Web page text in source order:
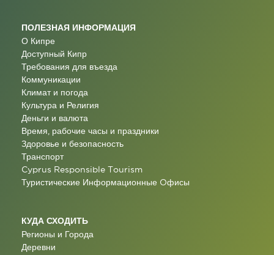
ПОЛЕЗНАЯ ИНФОРМАЦИЯ
О Кипре
Доступный Кипр
Требования для въезда
Коммуникации
Климат и погода
Культура и Религия
Деньги и валюта
Время, рабочие часы и праздники
Здоровье и безопасность
Транспорт
Cyprus Responsible Tourism
Туристические Информационные Oфисы
КУДА СХОДИТЬ
Регионы и Города
Деревни